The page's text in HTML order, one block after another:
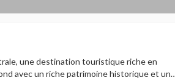
une destination touristique riche en
avec un riche patrimoine historique et une